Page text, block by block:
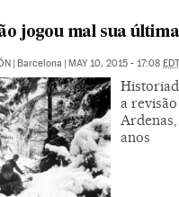
jogou mal sua
Barcelona MAY 10, 2015 - 17:08 EDT
a
anos